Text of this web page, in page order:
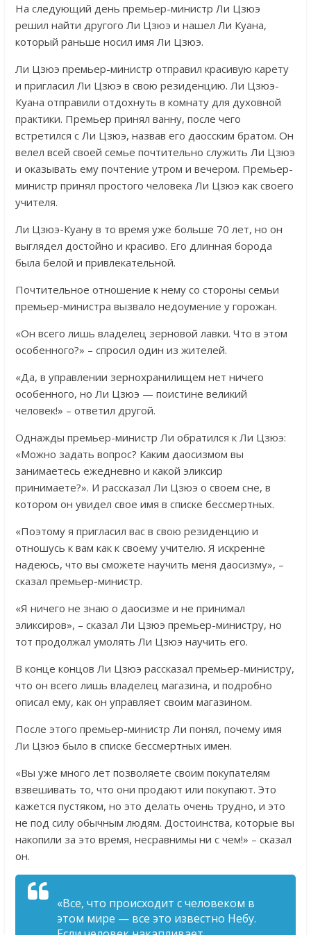
На следующий день премьер-министр Ли Цзюэ
решил найти другого Ли Цзюэ и нашел Ли Куана,
который раньше носил имя Ли Цзюэ.
Ли Цзюэ премьер-министр отправил красивую карету
и пригласил Ли Цзюэ в свою резиденцию. Ли Цзюэ-
Куана отправили отдохнуть в комнату для духовной
практики. Премьер принял ванну, после чего
встретился с Ли Цзюэ, назвав его даосским братом. Он
велел всей своей семье почтительно служить Ли Цзюэ
и оказывать ему почтение утром и вечером. Премьер-
министр принял простого человека Ли Цзюэ как своего
учителя.
Ли Цзюэ-Куану в то время уже больше 70 лет, но он
выглядел достойно и красиво. Его длинная борода
была белой и привлекательной.
Почтительное отношение к нему со стороны семьи
премьер-министра вызвало недоумение у горожан.
«Он всего лишь владелец зерновой лавки. Что в этом
особенного?» – спросил один из жителей.
«Да, в управлении зернохранилищем нет ничего
особенного, но Ли Цзюэ — поистине великий
человек!» – ответил другой.
Однажды премьер-министр Ли обратился к Ли Цзюэ:
«Можно задать вопрос? Каким даосизмом вы
занимаетесь ежедневно и какой эликсир
принимаете?». И рассказал Ли Цзюэ о своем сне, в
котором он увидел свое имя в списке бессмертных.
«Поэтому я пригласил вас в свою резиденцию и
отношусь к вам как к своему учителю. Я искренне
надеюсь, что вы сможете научить меня даосизму», –
сказал премьер-министр.
«Я ничего не знаю о даосизме и не принимал
эликсиров», – сказал Ли Цзюэ премьер-министру, но
тот продолжал умолять Ли Цзюэ научить его.
В конце концов Ли Цзюэ рассказал премьер-министру,
что он всего лишь владелец магазина, и подробно
описал ему, как он управляет своим магазином.
После этого премьер-министр Ли понял, почему имя
Ли Цзюэ было в списке бессмертных имен.
«Вы уже много лет позволяете своим покупателям
взвешивать то, что они продают или покупают. Это
кажется пустяком, но это делать очень трудно, и это
не под силу обычным людям. Достоинства, которые вы
накопили за это время, несравнимы ни с чем!» – сказал
он.
«Все, что происходит с человеком в
этом мире — все это известно Небу.